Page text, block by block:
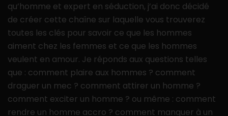
qu’homme et expert en séduction, j’ai donc décidé
de créer cette chaîne sur laquelle vous trouverez
toutes les clés pour savoir ce que les hommes
aiment chez les femmes et ce que les hommes
veulent en amour. Je réponds aux questions telles
que : comment plaire aux hommes ? comment
draguer un mec ? comment attirer un homme ?
comment exciter un homme ? ou même : comment
rendre un homme accro ? comment manquer à un